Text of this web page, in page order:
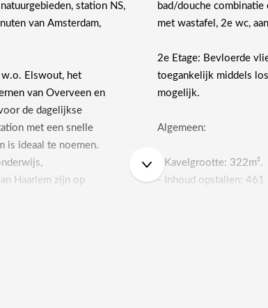
station NS,
van Amsterdam,
w.o. Elswout, het
van Overveen en
de dagelijkse
snelle
is ideaal te noemen.
Haarlem zijn op
gascomfort, wasemkap,
bad/douche
met wastafel, 2e wc,
2e Etage: Bevloerde
toegankelijk middels
mogelijk.
Algemeen:
- Kavelgrootte: 322m².
- Inhoud opstallen: 461